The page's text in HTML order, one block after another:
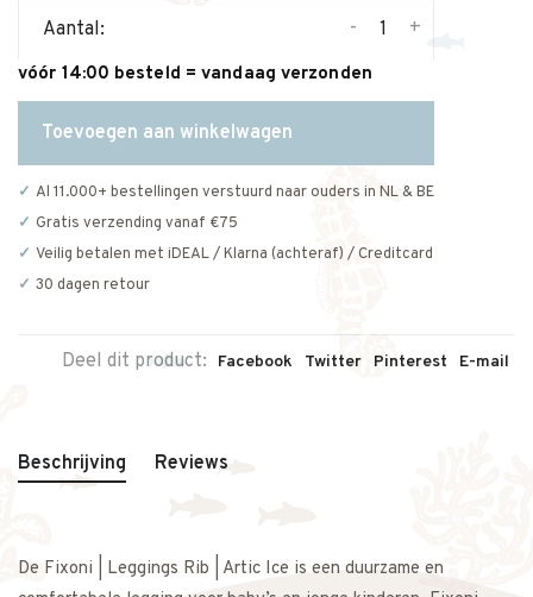
Aantal: +
-
vóór 14:00 besteld = vandaag verzonden
Toevoegen aan winkelwagen
Al 11.000+ bestellingen verstuurd naar ouders in NL & BE
Gratis verzending vanaf €75
Veilig betalen met iDEAL / Klarna (achteraf) / Creditcard
30 dagen retour
Deel dit product: Facebook Twitter Pinterest E-mail
Beschrijving Reviews
De Fixoni | Leggings Rib | Artic Ice is een duurzame en